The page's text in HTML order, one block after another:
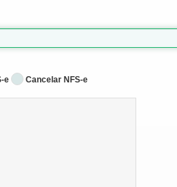
e Cancelar NFS-e